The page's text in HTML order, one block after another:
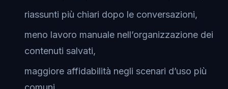
riassunti più chiari dopo le conversazioni,
meno lavoro manuale nell’organizzazione dei
contenuti salvati,
maggiore affidabilità negli scenari d’uso più